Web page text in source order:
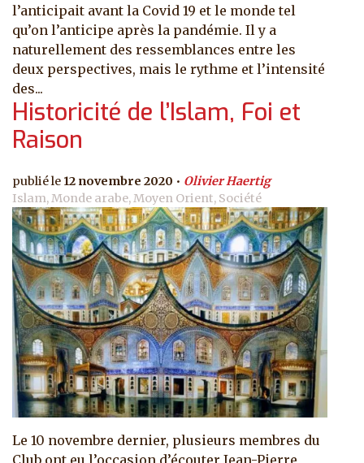
l’anticipait avant la Covid 19 et le monde tel
qu’on l’anticipe après la pandémie. Il y a
naturellement des ressemblances entre les
deux perspectives, mais le rythme et l’intensité
des...
Historicité de l’Islam, Foi et
Raison
12 novembre 2020
Olivier Haertig
Islam, Monde arabe, Moyen Orient, Société
Le 10 novembre dernier, plusieurs membres du
Club ont eu l’occasion d’écouter Jean-Pierre